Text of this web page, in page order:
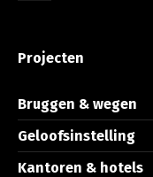
Projecten
Bruggen & wegen
Geloofsinstelling
Kantoren & hotels